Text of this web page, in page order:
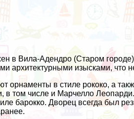
в Вила-Адендро (Старом
архитектурными изысками, что
орнаменты в стиле рококо, а
в том числе и Марчелло
барокко. Дворец всегда был